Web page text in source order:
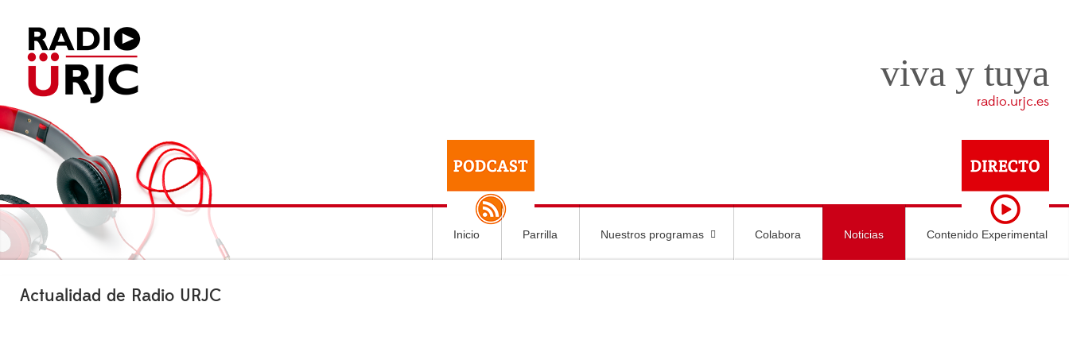
viva y tuya
radio.urjc.es
Inicio Parrilla Nuestros programas Colabora Noticias Contenido Experimental
Actualidad de Radio URJC